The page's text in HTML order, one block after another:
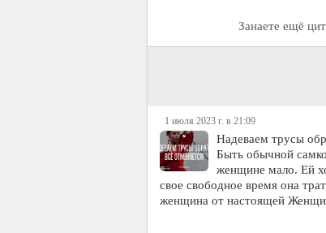
Занаете ещё
1 июля 2023 г. в 21:09
Надеваем трусы
Быть обычной
женщине мало. Ей
свое свободное время она
женщина от настоящей